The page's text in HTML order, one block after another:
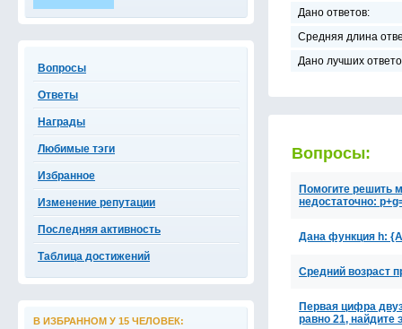
Вопросы
Ответы
Награды
Любимые тэги
Избранное
Изменение репутации
Последняя активность
Таблица достижений
В ИЗБРАННОМ У 15 ЧЕЛОВЕК:
Дано ответов:
Средняя длина
Дано лучших
Вопросы:
Помогите решить
недостаточно:
Дана функция h:
Средний возраст
Первая цифра
равно 21, найдите